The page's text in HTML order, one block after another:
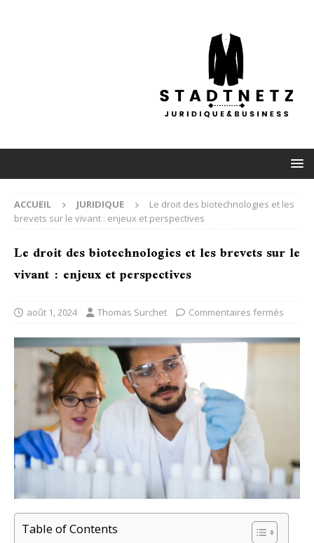
ACCUEIL JURIDIQUE
Le droit des biotechnologies et les
brevets sur le vivant : enjeux et perspectives
Le droit des biotechnologies et les brevets sur le
vivant : enjeux et perspectives
août 1, 2024 Thomas Surchet Commentaires fermés
Table of Contents